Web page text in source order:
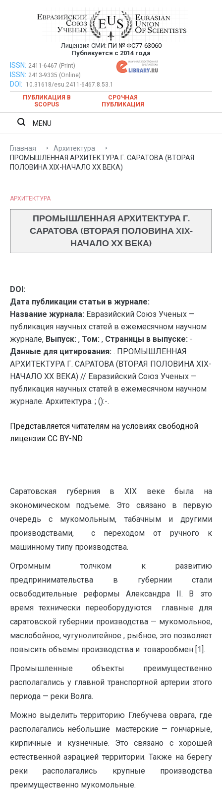
Евразийский Союз Ученых —
публикация научных статей в
ежемесячном научном журнале
Лицензия СМИ: ПИ № ФС77-63060
Публикуется с 2014 года
Евразийский Союз Ученых — публикация научных статей в
ежемесячном научном журнале
ISSN: 2411-6467 (Print)
ISSN: 2413-9335 (Online)
DOI:
10.31618/esu.2411-6467.8.53.1
ПУБЛИКАЦИЯ В
SCOPUS
СРОЧНАЯ
ПУБЛИКАЦИЯ
MENU
Главная
Архитектура
ПРОМЫШЛЕННАЯ АРХИТЕКТУРА Г. САРАТОВА (ВТОРАЯ
ПОЛОВИНА XIX-НАЧАЛО ХХ ВЕКА)
АРХИТЕКТУРА
ПРОМЫШЛЕННАЯ АРХИТЕКТУРА Г.
САРАТОВА (ВТОРАЯ ПОЛОВИНА XIX-
НАЧАЛО ХХ ВЕКА)
DOI:
Дата публикации статьи в журнале:
Название журнала: Евразийский Союз Ученых —
публикация научных статей в ежемесячном научном
журнале, Выпуск: , Том: , Страницы в выпуске: -
Данные для цитирования: . ПРОМЫШЛЕННАЯ
АРХИТЕКТУРА Г. САРАТОВА (ВТОРАЯ ПОЛОВИНА XIX-
НАЧАЛО ХХ ВЕКА) // Евразийский Союз Ученых —
публикация научных статей в ежемесячном научном
журнале. Архитектура. ; ():-.
Представляется читателям на условиях свободной
лицензии CC BY-ND
Саратовская губерния в XIX веке была на
экономическом подъеме. Это связано в первую
очередь с мукомольным, табачным и другими
производствами, с переходом от ручного к
машинному типу производства.
Огромным толчком к развитию
предпринимательства в губернии стали
освободительные реформы Александра II. В это
время технически переоборудуются главные для
саратовской губернии производства — мукомольное,
маслобойное, чугунолитейное , рыбное, это позволяет
повысить объемы производства и товарообмен [1].
Промышленные объекты преимущественно
располагались у главной транспортной артерии этого
периода — реки Волга.
Можно выделить территорию Глебучева оврага, где
располагались небольшие мастерские — гончарные,
кирпичные и кузнечные. Это связано с хорошей
естественной аэрацией территории. Также на берегу
реки располагались крупные производства
преимущественно мукомольные.